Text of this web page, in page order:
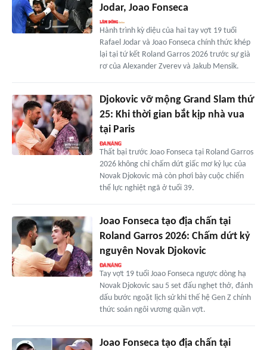
Jodar, Joao Fonseca
Hành trình kỳ diệu của hai tay vợt 19 tuổi
Rafael Jodar và Joao Fonseca chính thức khép
lại tại tứ kết Roland Garros 2026 trước sự già
rơ của Alexander Zverev và Jakub Mensik.
Djokovic vỡ mộng Grand Slam thứ
25: Khi thời gian bắt kịp nhà vua
tại Paris
Thất bại trước Joao Fonseca tại Roland Garros
2026 không chỉ chấm dứt giấc mơ kỷ lục của
Novak Djokovic mà còn phơi bày cuộc chiến
thể lực nghiệt ngã ở tuổi 39.
Joao Fonseca tạo địa chấn tại
Roland Garros 2026: Chấm dứt kỷ
nguyên Novak Djokovic
Tay vợt 19 tuổi Joao Fonseca ngược dòng hạ
Novak Djokovic sau 5 set đấu nghẹt thở, đánh
dấu bước ngoặt lịch sử khi thế hệ Gen Z chính
thức soán ngôi vương quần vợt.
Joao Fonseca tạo địa chấn tại